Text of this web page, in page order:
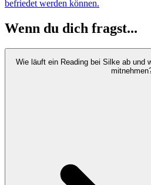
befriedet werden können.
Wenn du dich fragst...
Wie läuft ein Reading bei Silke ab und